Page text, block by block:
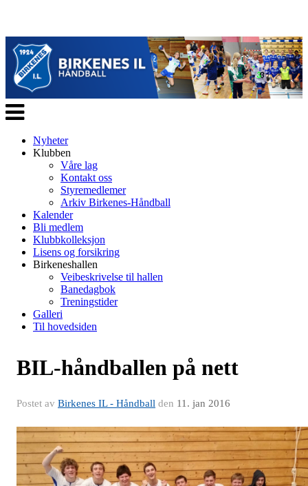
Veksle
navigasjon
Nyheter
Klubben
Våre lag
Kontakt oss
Styremedlemer
Arkiv Birkenes-Håndball
Kalender
Bli medlem
Klubbkolleksjon
Lisens og forsikring
Birkeneshallen
Veibeskrivelse til hallen
Banedagbok
Treningstider
Galleri
Til hovedsiden
BIL-håndballen på nett
Postet av Birkenes IL - Håndball den 11. jan 2016